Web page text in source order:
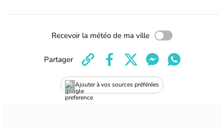
Recevoir la météo de ma ville
Ajouter à vos sources préférées
Partager